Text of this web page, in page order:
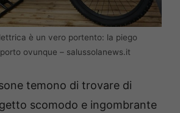
è un vero portento: la piego
ovunque – salussolanews.it
temono di trovare di
scomodo e ingombrante